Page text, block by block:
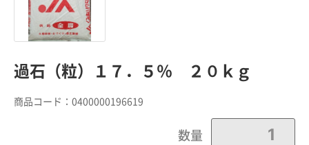
過石（粒）１７．５％ ２０ｋｇ
商品コード： 0400000196619
数量